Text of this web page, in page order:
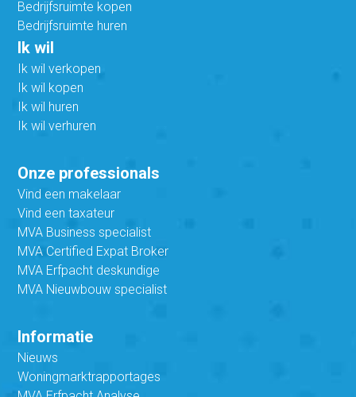
Bedrijfsruimte kopen
Bedrijfsruimte huren
Ik wil
Ik wil verkopen
Ik wil kopen
Ik wil huren
Ik wil verhuren
Onze professionals
Vind een makelaar
Vind een taxateur
MVA Business specialist
MVA Certified Expat Broker
MVA Erfpacht deskundige
MVA Nieuwbouw specialist
Informatie
Nieuws
Woningmarktrapportages